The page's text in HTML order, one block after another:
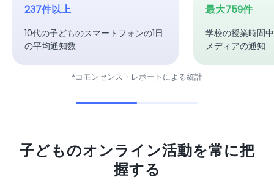
237件以上
10代の子どものスマートフォンの1日
の平均通知数
最大759件
学校の授業時間
メディアの通知
*コモンセンス・レポートによる統計
子どものオンライン活動を常に把
握する